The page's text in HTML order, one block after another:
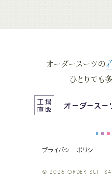
ー
ス
ツ
ー
ス
ー
オーダースーツの
ひとりでも
プライバシーポリシー
© 2026 ORDER SUIT